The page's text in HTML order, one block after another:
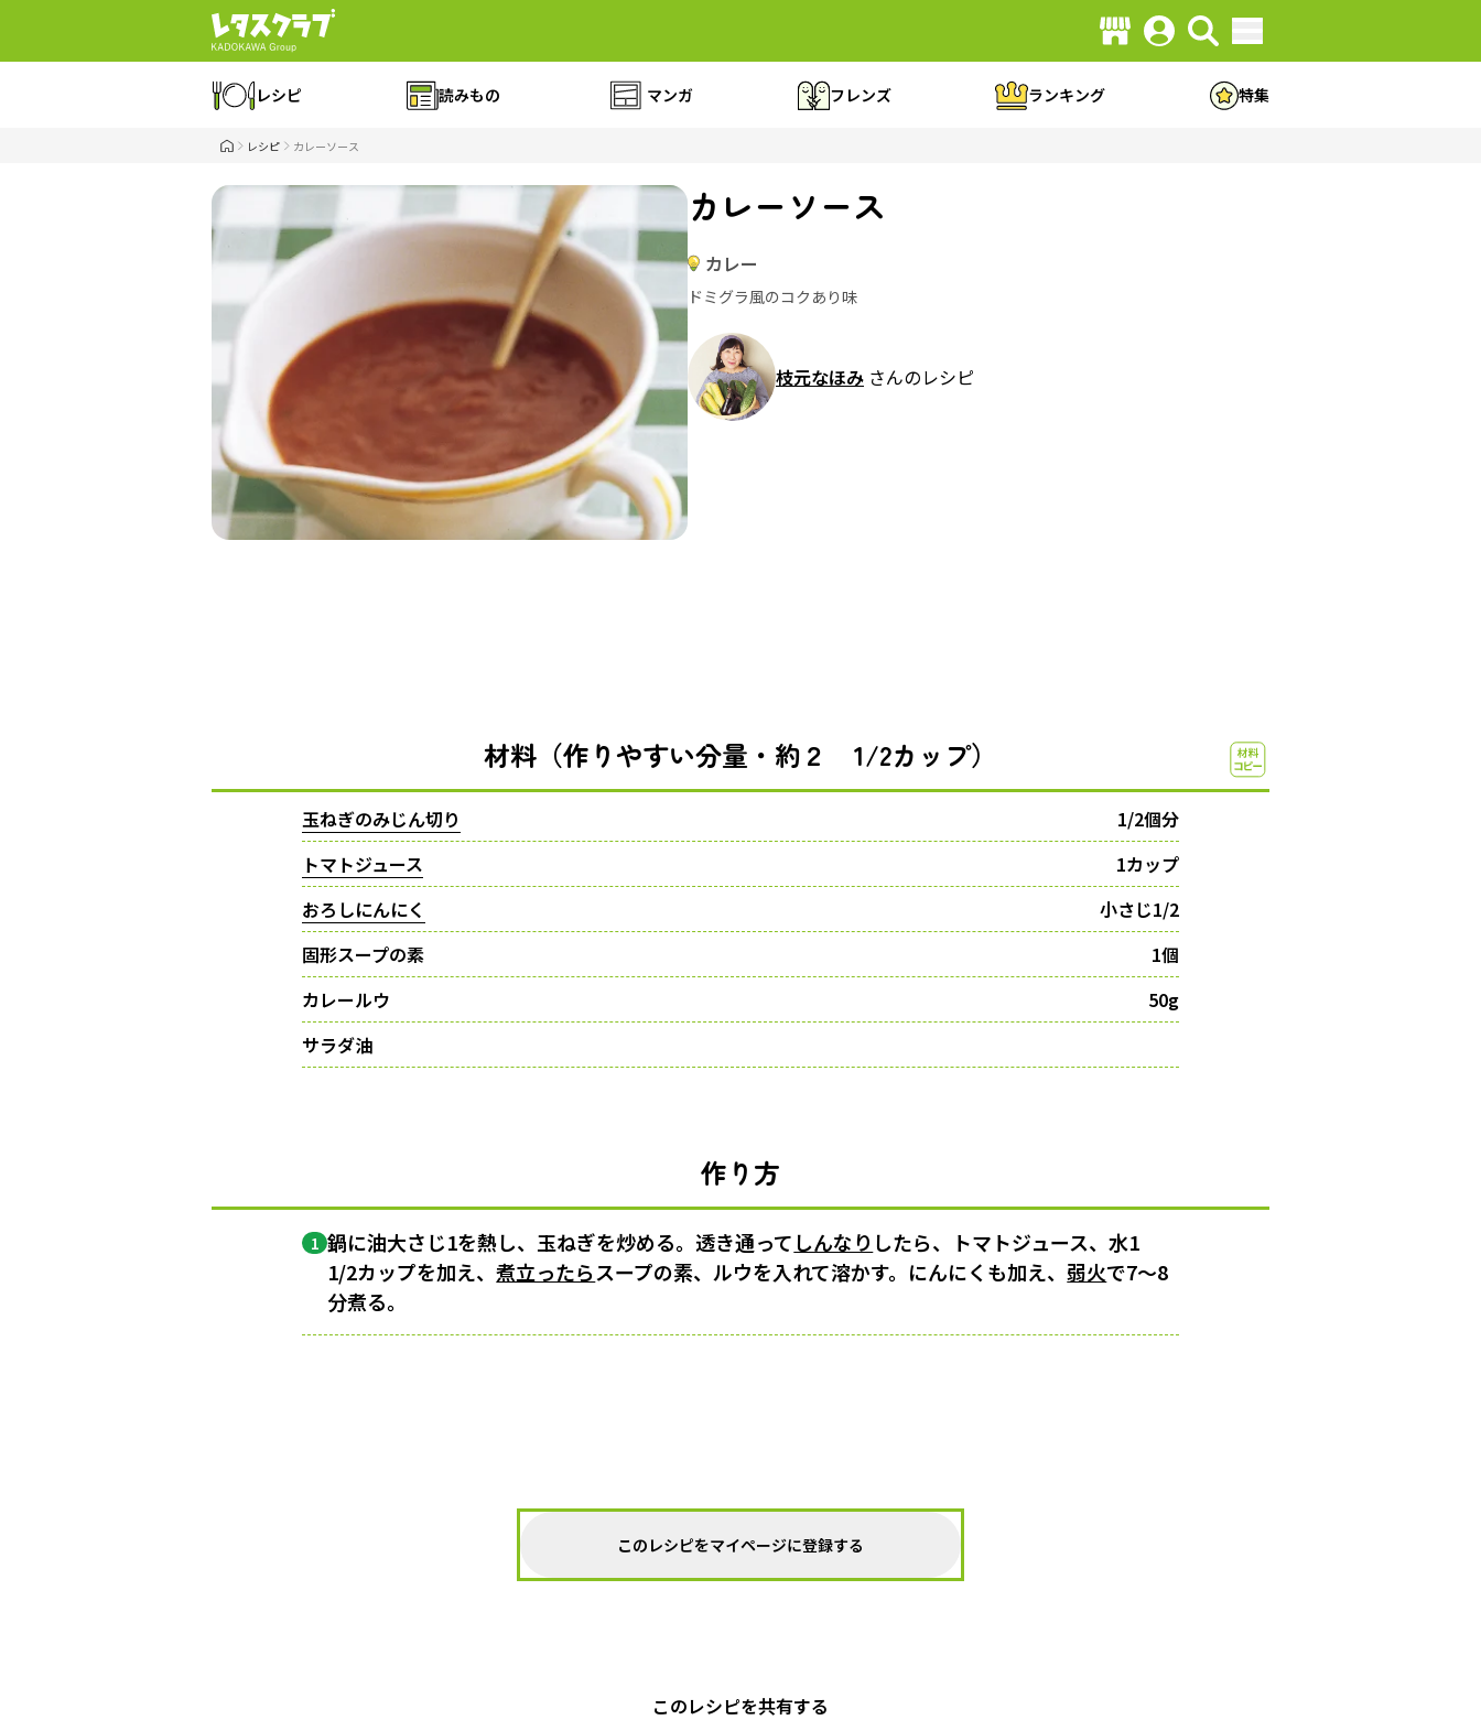
レシピ 読みもの マンガ フレンズ ランキング 特集
レシピ カレーソース
カレーソース
カレー
ドミグラ風のコクあり味
枝元なほみ さんのレシピ
材料（作りやすい分量・約２ 1/2カップ）
玉ねぎのみじん切り
1/2個分
トマトジュース
1カップ
おろしにんにく
小さじ1/2
固形スープの素
1個
カレールウ
50g
サラダ油
作り方
1 鍋に油大さじ1を熱し、玉ねぎを炒める。透き通って しんなり したら、トマトジュース、水1
1/2カップを加え、煮立ったらスープの素、ルウを入れて溶かす。にんにくも加え、弱火で7〜8
分煮る。
このレシピをマイページに登録する
このレシピを共有する